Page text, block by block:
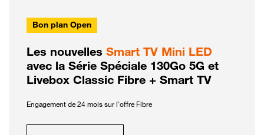
Bon plan Open
Les nouvelles Smart TV Mini LED
avec la Série Spéciale 130Go 5G et
Livebox Classic Fibre + Smart TV
Engagement de 24 mois sur l'offre Fibre